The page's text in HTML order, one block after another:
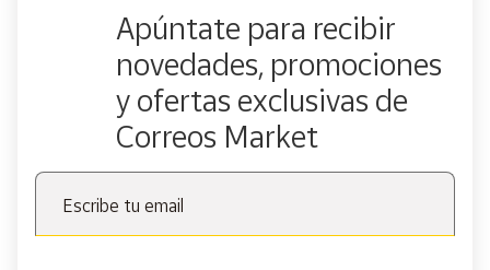
Apúntate para recibir
novedades, promociones
y ofertas exclusivas de
Correos Market
Escribe tu email